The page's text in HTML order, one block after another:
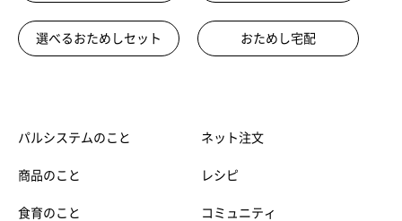
選べるおためしセット おためし宅配
パルシステムのこと
商品のこと
食育のこと
ネット注文
レシピ
コミュニティ